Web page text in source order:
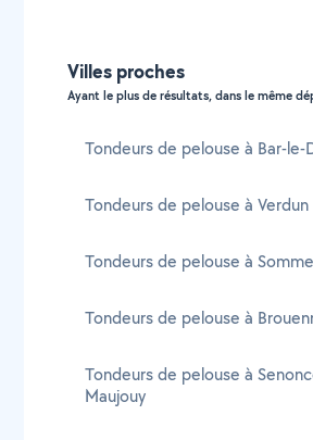
Villes proches
Ayant le plus de résultats, dans le même
Tondeurs de pelouse à Bar-le-
Tondeurs de pelouse à Verdun
Tondeurs de pelouse à
Tondeurs de pelouse à
Tondeurs de pelouse à
Maujouy